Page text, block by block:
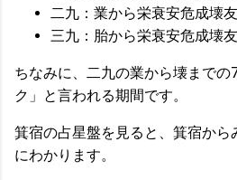
二九：業から栄衰安危成壊
三九：胎から栄衰安危成壊
ちなみに、二九の業から壊までの
ク」と言われる期間です。
箕宿の占星盤を見ると、箕宿から
にわかります。